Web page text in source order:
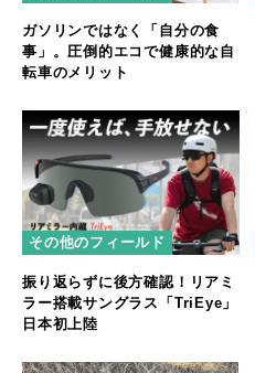
ガソリンではなく「自分の食
事」。圧倒的エコで健康的な自
転車のメリット
その他のフィールド
振り返らずに後方確認！リアミ
ラー搭載サングラス「TriEye」
日本初上陸